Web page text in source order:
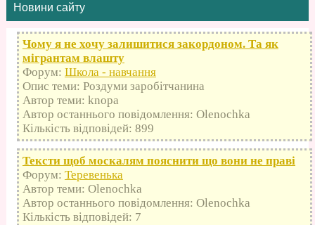
Новини сайту
Чому я не хочу залишитися закордоном. Та як
мігрантам влашту
Форум: Школа - навчання
Опис теми: Роздуми заробітчанина
Автор теми: knopa
Автор останнього повідомлення: Olenochka
Кількість відповідей: 899
Тексти щоб москалям пояснити що вони не праві
Форум: Теревенька
Автор теми: Olenochka
Автор останнього повідомлення: Olenochka
Кількість відповідей: 7